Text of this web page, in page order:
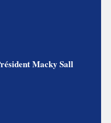
Macky Sall